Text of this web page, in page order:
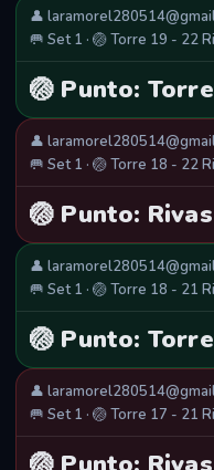
👤
🥅 Set 1 · 🏐 Torre 19 - 22
🏐 Punto:
👤
🥅 Set 1 · 🏐 Torre 18 - 22
🏐 Punto:
👤
🥅 Set 1 · 🏐 Torre 18 - 21
🏐 Punto:
👤
🥅 Set 1 · 🏐 Torre 17 - 21